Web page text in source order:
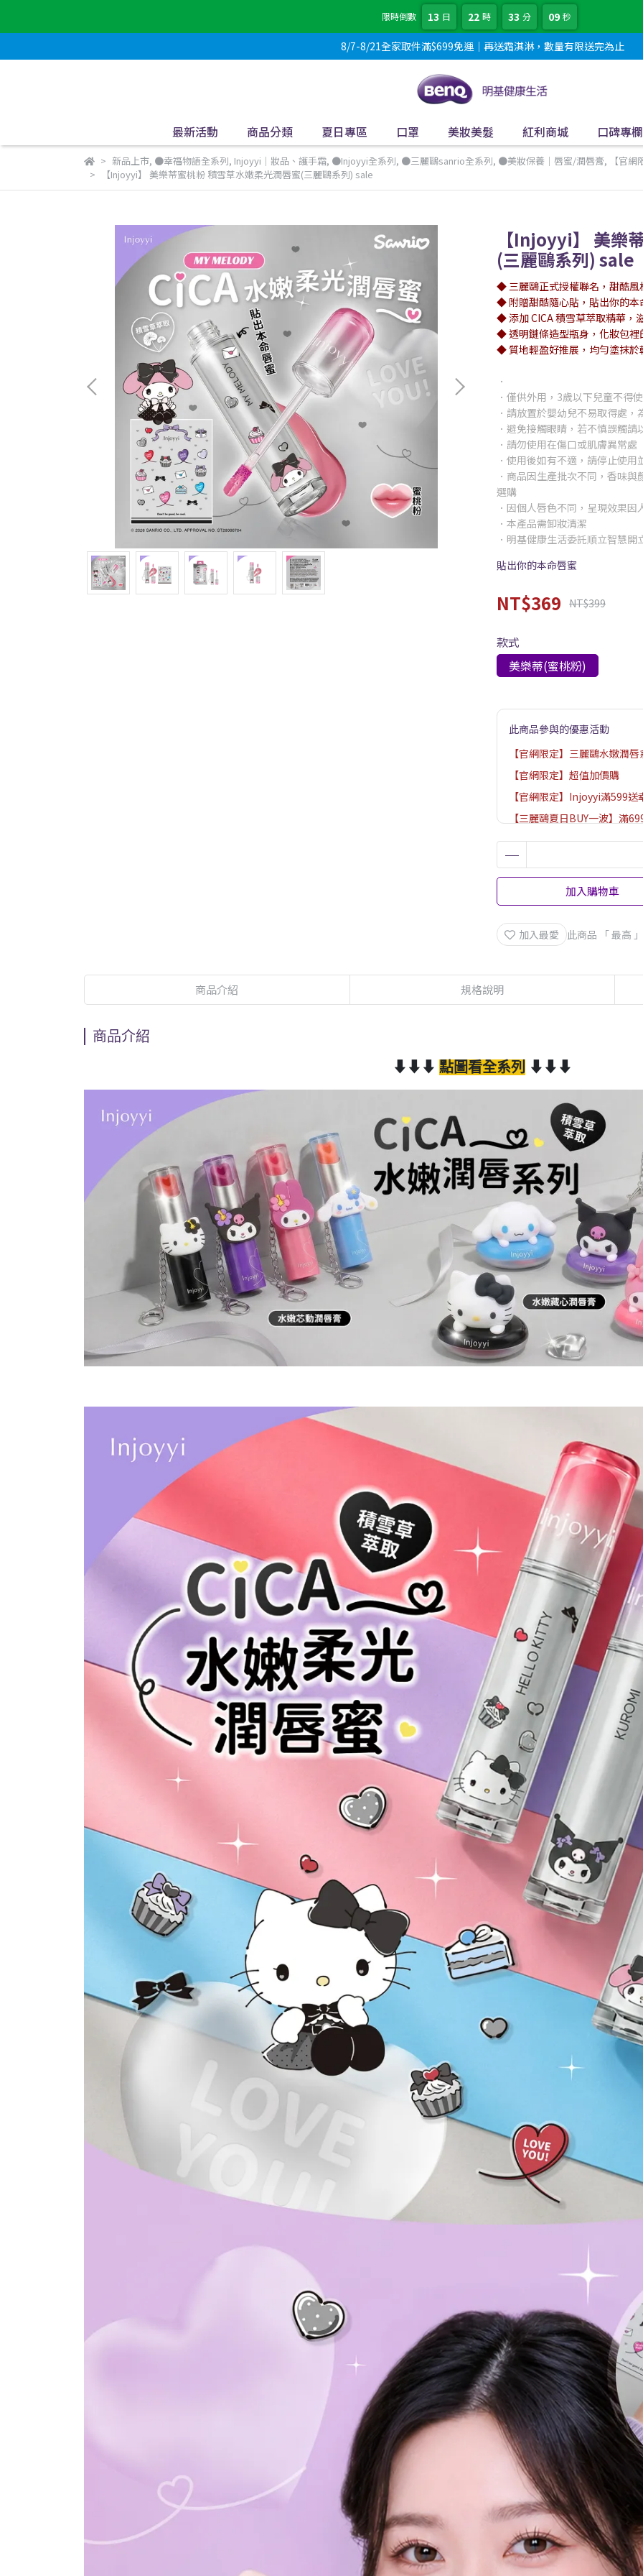
限時倒數 13 日 22 時 33 分 08 秒
8/7-8/21全家取件滿$699免運｜再送霜淇淋，數量有限送完為止
最新活動 商品分類 夏日專區 口罩 美妝美髮 紅利商城 口碑專欄
新品上市, ●幸福物語全系列, Injoyyi｜妝品、護手霜, ●Injoyyi全系列, ●三麗鷗sanrio全系列, ●美妝保養｜唇蜜/潤唇膏,
【官
【Injoyyi】 美樂蒂蜜桃粉 積雪草水嫩柔光潤唇蜜(三麗鷗系列) sale
【Injoyyi】 美樂
(三麗鷗系列) sale
◆ 三麗鷗正式授權聯名，甜酷風
◆ 附贈甜酷隨心貼，貼出你的本
◆ 添加 CICA 積雪草萃取精華，
◆ 透明鏈條造型瓶身，化妝包裡
◆ 質地輕盈好推展，均勻塗抹於
．
．僅供外用，3歲以下兒童不得
．請放置於嬰幼兒不易取得處
．避免接觸眼睛，若不慎誤觸請
．請勿使用在傷口或肌膚異常處
．使用後如有不適，請停止使用
．商品因生產批次不同，香味
選購
．因個人唇色不同，呈現效果因
．本產品需卸妝清潔
．明基健康生活委託順立智慧開
貼出你的本命唇蜜
NT$369 NT$399
款式
美樂蒂(蜜桃粉)
此商品參與的優惠活動
【官網限定】三麗鷗水嫩潤
【官網限定】超值加價購
【官網限定】Injoyyi滿599
【三麗鷗夏日BUY一波】滿
【沁涼無限】滿888贈涼感濕
限送完為止，依購物車結帳畫
【官網限定】新品加碼送5%
加入購物車
加入最愛 此商品 「 最高
商品介紹 規格說明
商品介紹
⬇⬇⬇ 點圖看全系列 ⬇⬇⬇